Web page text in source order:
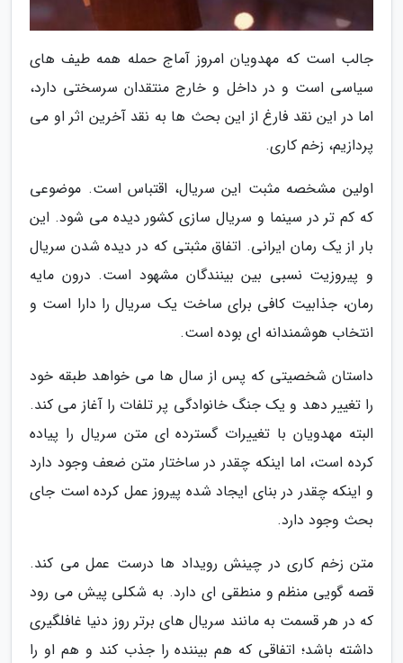
جالب است که مهدویان امروز آماج حمله همه طیف های
سیاسی است و در داخل و خارج منتقدان سرسختی دارد،
اما در این نقد فارغ از این بحث ها به نقد آخرین اثر او می
پردازیم، زخم کاری.
اولین مشخصه مثبت این سریال، اقتباس است. موضوعی
که کم تر در سینما و سریال سازی کشور دیده می شود. این
بار از یک رمان ایرانی. اتفاق مثبتی که در دیده شدن سریال
و پیروزیت نسبی بین بینندگان مشهود است. درون مایه
رمان، جذابیت کافی برای ساخت یک سریال را دارا است و
انتخاب هوشمندانه ای بوده است.
داستان شخصیتی که پس از سال ها می خواهد طبقه خود
را تغییر دهد و یک جنگ خانوادگی پر تلفات را آغاز می کند.
البته مهدویان با تغییرات گسترده ای متن سریال را پیاده
کرده است، اما اینکه چقدر در ساختار متن ضعف وجود دارد
و اینکه چقدر در بنای ایجاد شده پیروز عمل کرده است جای
بحث وجود دارد.
متن زخم کاری در چینش رویداد ها درست عمل می کند.
قصه گویی منظم و منطقی ای دارد. به شکلی پیش می رود
که در هر قسمت به مانند سریال های برتر روز دنیا غافلگیری
داشته باشد؛ اتفاقی که هم بیننده را جذب کند و هم او را